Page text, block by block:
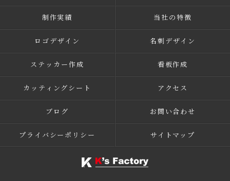
制作実績 当社の特徴
ロゴデザイン 名刺デザイン
ステッカー作成 看板作成
カッティングシート アクセス
ブログ お問い合わせ
プライバシーポリシー サイトマップ